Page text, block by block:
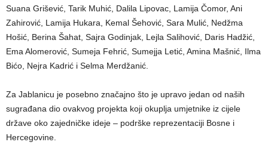
Suana Grišević, Tarik Muhić, Dalila Lipovac, Lamija Čomor, Ani
Zahirović, Lamija Hukara, Kemal Šehović, Sara Mulić, Nedžma
Hošić, Berina Šahat, Sajra Godinjak, Lejla Salihović, Daris Hadžić,
Ema Alomerović, Sumeja Fehrić, Sumejja Letić, Amina Mašnić, Ilma
Bićo, Nejra Kadrić i Selma Merdžanić.
Za Jablanicu je posebno značajno što je upravo jedan od naših
sugrađana dio ovakvog projekta koji okuplja umjetnike iz cijele
države oko zajedničke ideje – podrške reprezentaciji Bosne i
Hercegovine.